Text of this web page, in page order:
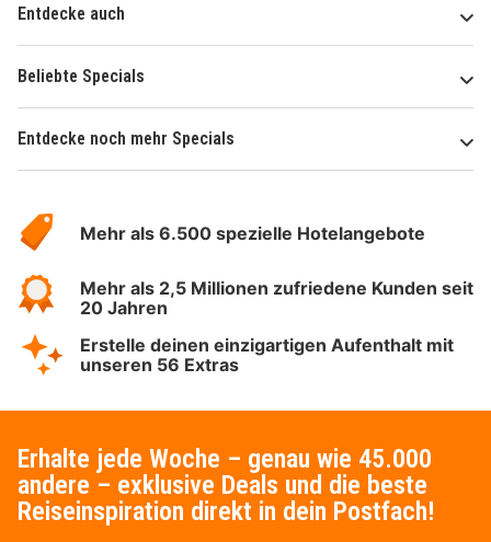
Entdecke auch
Beliebte Specials
Entdecke noch mehr Specials
Hotelspecials
Mehr als 6.500 spezielle Hotelangebote
Mehr als 2,5 Millionen zufriedene Kunden seit
20 Jahren
Erstelle deinen einzigartigen Aufenthalt mit
unseren 56 Extras
Erhalte jede Woche – genau wie 45.000
andere – exklusive Deals und die beste
Reiseinspiration direkt in dein Postfach!